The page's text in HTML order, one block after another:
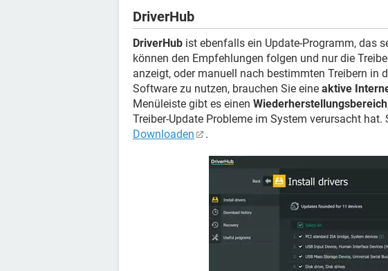
DriverHub
DriverHub ist ebenfalls ein Update-Programm, das
können den Empfehlungen folgen und nur die
anzeigt, oder manuell nach bestimmten Treibern in
Software zu nutzen, brauchen Sie eine aktive
Menüleiste gibt es einen Wiederherstellungsbereich
Treiber-Update Probleme im System verursacht hat.
Downloaden
.